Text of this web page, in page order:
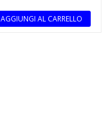
AGGIUNGI AL CARRELLO